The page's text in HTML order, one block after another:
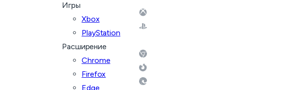
Игры
Xbox
PlayStation
Расширение
Chrome
Firefox
Edge